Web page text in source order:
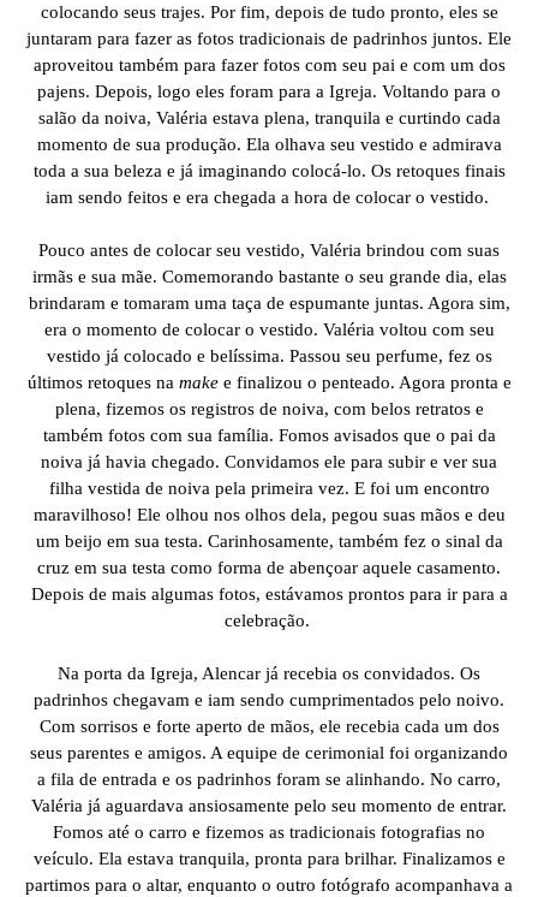
colocando seus trajes. Por fim, depois de tudo pronto, eles se
juntaram para fazer as fotos tradicionais de padrinhos juntos. Ele
aproveitou também para fazer fotos com seu pai e com um dos
pajens. Depois, logo eles foram para a Igreja. Voltando para o
salão da noiva, Valéria estava plena, tranquila e curtindo cada
momento de sua produção. Ela olhava seu vestido e admirava
toda a sua beleza e já imaginando colocá-lo. Os retoques finais
iam sendo feitos e era chegada a hora de colocar o vestido.
Pouco antes de colocar seu vestido, Valéria brindou com suas
irmãs e sua mãe. Comemorando bastante o seu grande dia, elas
brindaram e tomaram uma taça de espumante juntas. Agora sim,
era o momento de colocar o vestido. Valéria voltou com seu
vestido já colocado e belíssima. Passou seu perfume, fez os
últimos retoques na make e finalizou o penteado. Agora pronta e
plena, fizemos os registros de noiva, com belos retratos e
também fotos com sua família. Fomos avisados que o pai da
noiva já havia chegado. Convidamos ele para subir e ver sua
filha vestida de noiva pela primeira vez. E foi um encontro
maravilhoso! Ele olhou nos olhos dela, pegou suas mãos e deu
um beijo em sua testa. Carinhosamente, também fez o sinal da
cruz em sua testa como forma de abençoar aquele casamento.
Depois de mais algumas fotos, estávamos prontos para ir para a
celebração.
Na porta da Igreja, Alencar já recebia os convidados. Os
padrinhos chegavam e iam sendo cumprimentados pelo noivo.
Com sorrisos e forte aperto de mãos, ele recebia cada um dos
seus parentes e amigos. A equipe de cerimonial foi organizando
a fila de entrada e os padrinhos foram se alinhando. No carro,
Valéria já aguardava ansiosamente pelo seu momento de entrar.
Fomos até o carro e fizemos as tradicionais fotografias no
veículo. Ela estava tranquila, pronta para brilhar. Finalizamos e
partimos para o altar, enquanto o outro fotógrafo acompanhava a